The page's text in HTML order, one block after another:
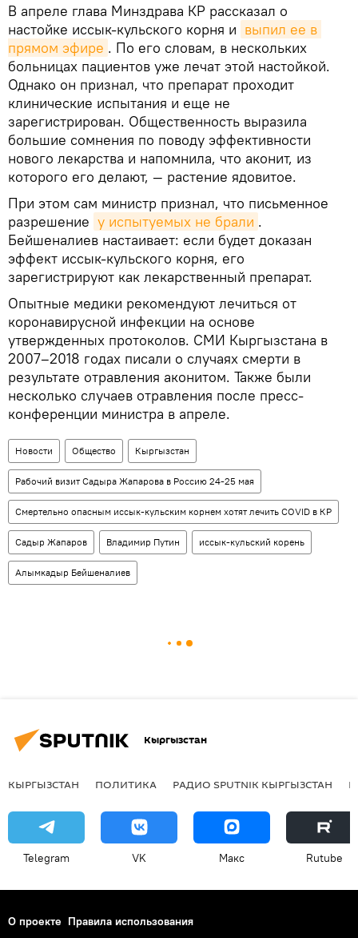
В апреле глава Минздрава КР рассказал о
настойке иссык-кульского корня и выпил ее в
прямом эфире . По его словам, в нескольких
больницах пациентов уже лечат этой настойкой.
Однако он признал, что препарат проходит
клинические испытания и еще не
зарегистрирован. Общественность выразила
большие сомнения по поводу эффективности
нового лекарства и напомнила, что аконит, из
которого его делают, — растение ядовитое.
При этом сам министр признал, что письменное
разрешение у испытуемых не брали .
Бейшеналиев настаивает: если будет доказан
эффект иссык-кульского корня, его
зарегистрируют как лекарственный препарат.
Опытные медики рекомендуют лечиться от
коронавирусной инфекции на основе
утвержденных протоколов. СМИ Кыргызстана в
2007–2018 годах писали о случаях смерти в
результате отравления аконитом. Также были
несколько случаев отравления после пресс-
конференции министра в апреле.
Новости Общество Кыргызстан
Рабочий визит Садыра Жапарова в Россию 24-25 мая
Смертельно опасным иссык-кульским корнем хотят лечить COVID в КР
Садыр Жапаров Владимир Путин иссык-кульский корень
Алымкадыр Бейшеналиев
Кыргызстан
КЫРГЫЗСТАН ПОЛИТИКА РАДИО SPUTNIK КЫРГЫЗСТАН
Telegram VK Макс Rutube
О проекте Правила использования